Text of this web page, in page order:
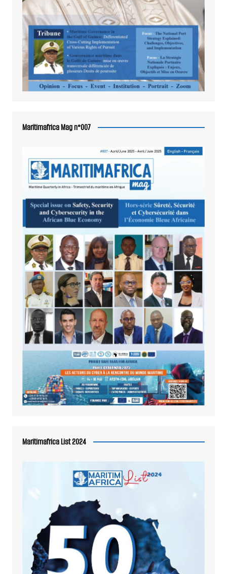
Maritimafrica Mag n°007
Maritimafrica List 2024